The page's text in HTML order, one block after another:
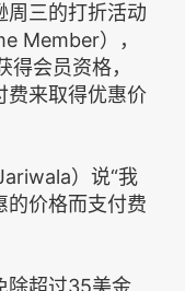
周三的打折活动
Member），
会员资格，
费来取得优惠价
）说“我
的价格而支付费
除超过35美金